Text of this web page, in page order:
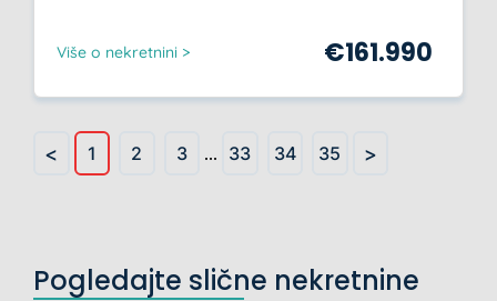
Više o nekretnini > €161.990
< 1 2 3 ... 33 34 35 >
Pogledajte slične nekretnine